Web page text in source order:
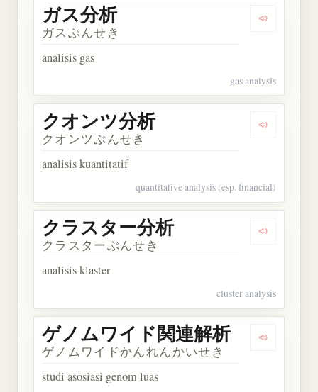
Dengarkan
ガス分析
ガスぶんせき
analisis gas
gas analysis
Dengarkan
クオンツ分析
クオンツぶんせき
analisis kuantitatif
quantitative analysis (esp. financial)
Dengarkan
クラスター分析
クラスターぶんせき
analisis klaster
cluster analysis
Dengarkan
ゲノムワイド関連解析
ゲノムワイドかんれんかいせき
studi asosiasi genom luas